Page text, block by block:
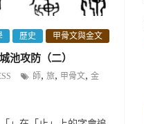
歷史 甲骨文與金文
池攻防（二）
師,旅, 甲骨文,金